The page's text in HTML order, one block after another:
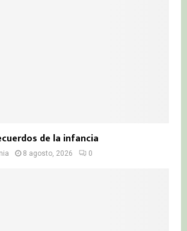
de la infancia
8 agosto, 2026 0